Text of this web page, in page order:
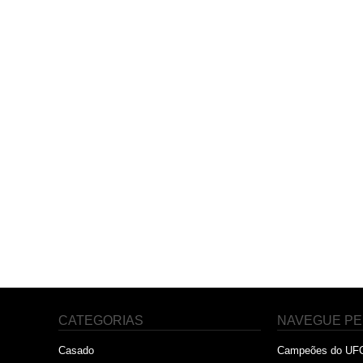
CATEGORIAS
Casado
NAVEGUE
Campeões do